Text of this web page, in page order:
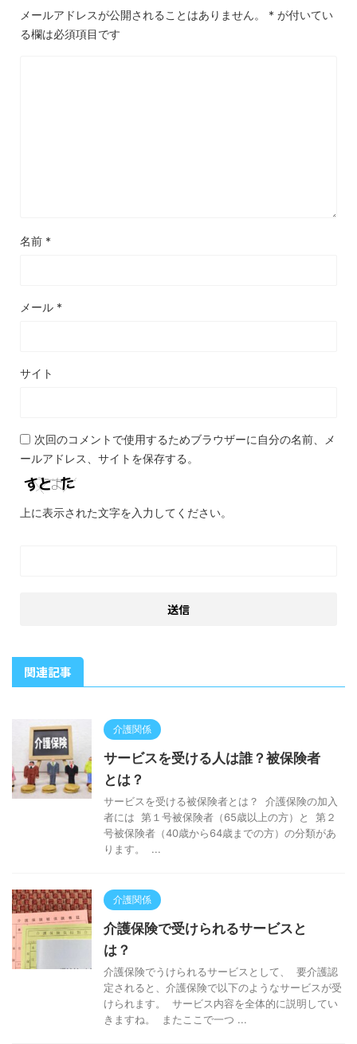
メールアドレスが公開されることはありません。 * が付いてい
る欄は必須項目です
名前 *
メール *
サイト
次回のコメントで使用するためブラウザーに自分の名前、メ
ールアドレス、サイトを保存する。
上に表示された文字を入力してください。
関連記事
介護関係
サービスを受ける人は誰？被保険者
とは？
サービスを受ける被保険者とは？ 介護保険の加入
者には 第１号被保険者（65歳以上の方）と 第２
号被保険者（40歳から64歳までの方）の分類があ
ります。 ...
介護関係
介護保険で受けられるサービスと
は？
介護保険でうけられるサービスとして、 要介護認
定されると、介護保険で以下のようなサービスが受
けられます。 サービス内容を全体的に説明してい
きますね。 またここで一つ ...